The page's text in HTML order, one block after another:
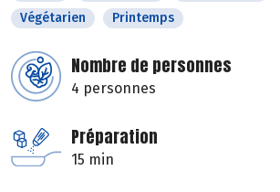
Végétarien
Printemps
Nombre de personnes
4 personnes
Préparation
15 min